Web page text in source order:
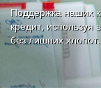
Поддержка наших
кредит, используя
без лишних хлопот.